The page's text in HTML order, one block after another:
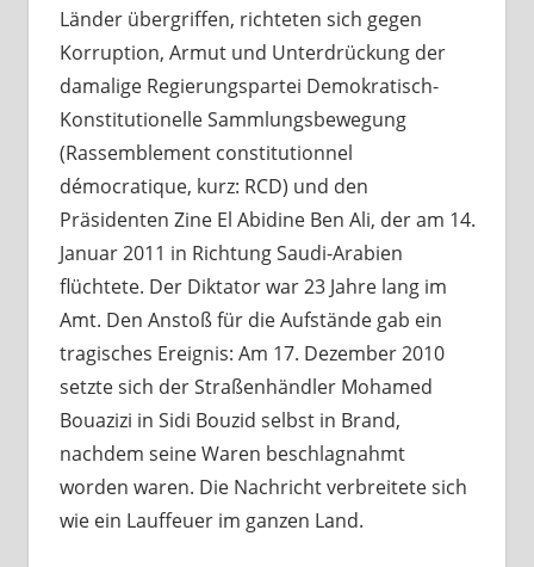
Länder übergriffen, richteten sich gegen
Korruption, Armut und Unterdrückung der
damalige Regierungspartei Demokratisch-
Konstitutionelle Sammlungsbewegung
(Rassemblement constitutionnel
démocratique, kurz: RCD) und den
Präsidenten Zine El Abidine Ben Ali, der am 14.
Januar 2011 in Richtung Saudi-Arabien
flüchtete. Der Diktator war 23 Jahre lang im
Amt. Den Anstoß für die Aufstände gab ein
tragisches Ereignis: Am 17. Dezember 2010
setzte sich der Straßenhändler Mohamed
Bouazizi in Sidi Bouzid selbst in Brand,
nachdem seine Waren beschlagnahmt
worden waren. Die Nachricht verbreitete sich
wie ein Lauffeuer im ganzen Land.